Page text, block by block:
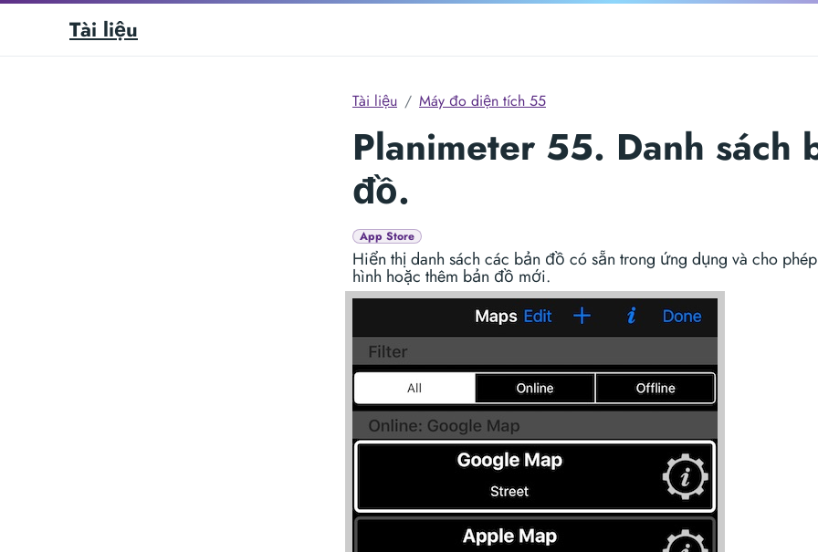
Tài liệu
Tài liệu Máy đo diện tích 55
Planimeter 55. Danh sách
đồ.
App Store
Hiển thị danh sách các bản đồ có sẵn trong ứng dụng và cho
hình hoặc thêm bản đồ mới.